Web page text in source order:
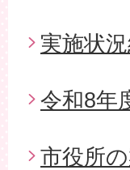
実施状
令和8年
市役所